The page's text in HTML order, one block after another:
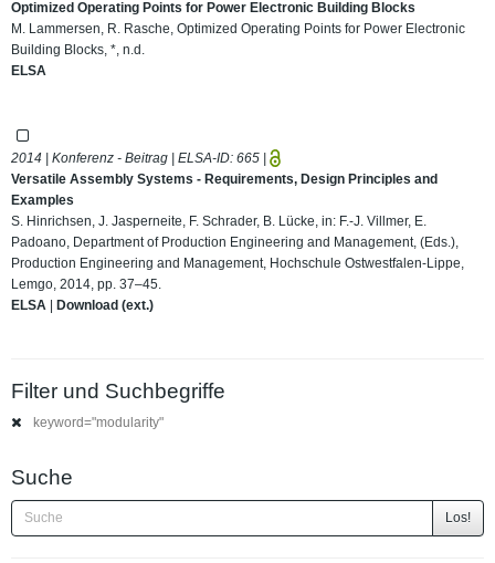
Optimized Operating Points for Power Electronic Building Blocks
M. Lammersen, R. Rasche, Optimized Operating Points for Power Electronic
Building Blocks, *, n.d.
ELSA
2014 | Konferenz - Beitrag | ELSA-ID: 665 |
Versatile Assembly Systems - Requirements, Design Principles and
Examples
S. Hinrichsen, J. Jasperneite, F. Schrader, B. Lücke, in: F.-J. Villmer, E.
Padoano, Department of Production Engineering and Management, (Eds.),
Production Engineering and Management, Hochschule Ostwestfalen-Lippe,
Lemgo, 2014, pp. 37–45.
ELSA | Download (ext.)
Filter und Suchbegriffe
keyword="modularity"
Suche
Los!